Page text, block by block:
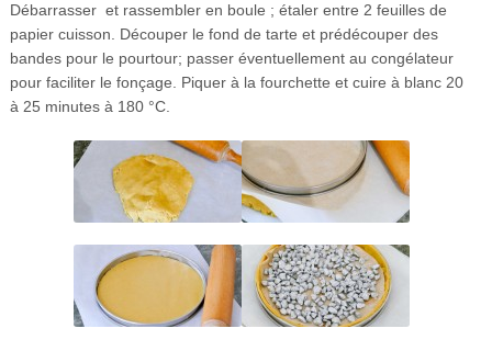
Débarrasser et rassembler en boule ; étaler entre 2 feuilles de
papier cuisson. Découper le fond de tarte et prédécouper des
bandes pour le pourtour; passer éventuellement au congélateur
pour faciliter le fonçage. Piquer à la fourchette et cuire à blanc 20
à 25 minutes à 180 °C.